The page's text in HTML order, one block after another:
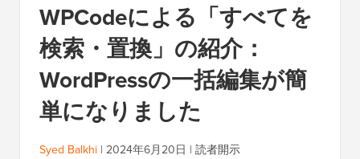
WPCodeによる「すべてを
検索・置換」の紹介：
WordPressの一括編集が簡
単になりました
Syed Balkhi | 2024年6月20日 | 読者開示